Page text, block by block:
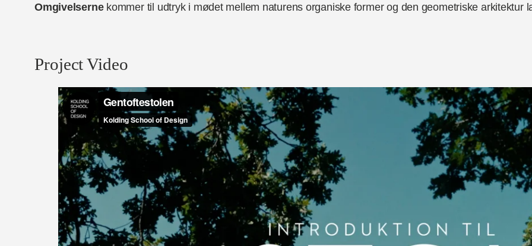
Omgivelsernekommer til udtryk i mødet mellem naturens organiske former og den geometriske arkitektur
Project Video